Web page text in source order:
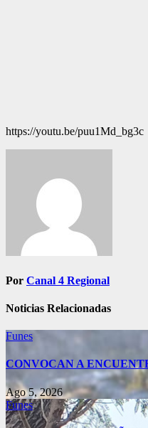
https://youtu.be/puu1Md_bg3c
entradas
Por Canal 4 Regional
Noticias Relacionadas
Funes
CONVOCAN A
Ago 5, 2026
Funes